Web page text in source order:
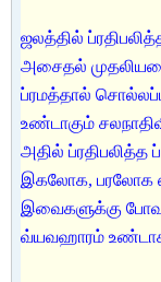
ஜலத்தில்
அசைதல்
ப்ரமத்தால்
உண்டாகும்
அதில்
இகலோக, பரலோக
இவைகளுக்கு
வ்யவஹாரம்